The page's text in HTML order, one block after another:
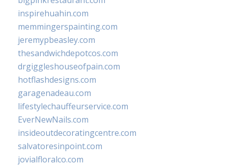
inspirehuahin.com
memmingerspainting.com
jeremypbeasley.com
thesandwichdepotcos.com
drgiggleshouseofpain.com
hotflashdesigns.com
garagenadeau.com
lifestylechauffeurservice.com
EverNewNails.com
insideoutdecoratingcentre.com
salvatoresinpoint.com
jovialfloralco.com